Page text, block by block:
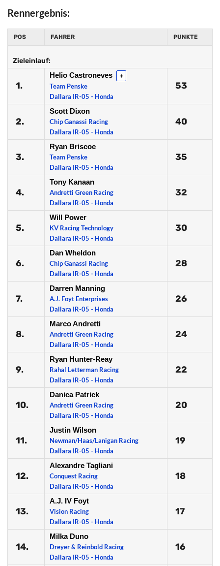
Rennergebnis:
POS FAHRER PUNKTE
Zieleinlauf:
1.
Helio Castroneves +
Team Penske
Dallara IR-05 - Honda
53
2.
Scott Dixon
Chip Ganassi Racing
Dallara IR-05 - Honda
40
3.
Ryan Briscoe
Team Penske
Dallara IR-05 - Honda
35
4.
Tony Kanaan
Andretti Green Racing
Dallara IR-05 - Honda
32
5.
Will Power
KV Racing Technology
Dallara IR-05 - Honda
30
6.
Dan Wheldon
Chip Ganassi Racing
Dallara IR-05 - Honda
28
7.
Darren Manning
A.J. Foyt Enterprises
Dallara IR-05 - Honda
26
8.
Marco Andretti
Andretti Green Racing
Dallara IR-05 - Honda
24
9.
Ryan Hunter-Reay
Rahal Letterman Racing
Dallara IR-05 - Honda
22
10.
Danica Patrick
Andretti Green Racing
Dallara IR-05 - Honda
20
11.
Justin Wilson
Newman/Haas/Lanigan Racing
Dallara IR-05 - Honda
19
12.
Alexandre Tagliani
Conquest Racing
Dallara IR-05 - Honda
18
13.
A.J. IV Foyt
Vision Racing
Dallara IR-05 - Honda
17
14.
Milka Duno
Dreyer & Reinbold Racing
Dallara IR-05 - Honda
16